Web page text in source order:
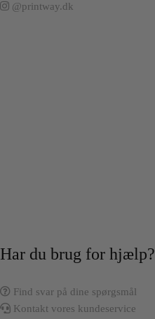
@printway.dk
Har du brug for hjælp?
Find svar på dine spørgsmål
Kontakt vores kundeservice